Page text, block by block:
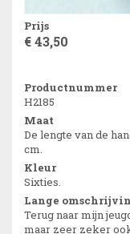
Prijs
€ 43,50
Productnummer
H2185
Maat
De lengte van de
cm.
Kleur
Sixties.
Lange
Terug naar mijn
maar zeer zeker